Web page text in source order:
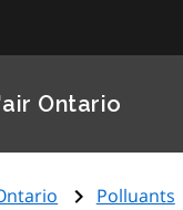
Ontario
Polluants